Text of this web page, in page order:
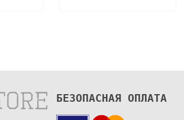
БЕЗОПАСНАЯ ОПЛАТА